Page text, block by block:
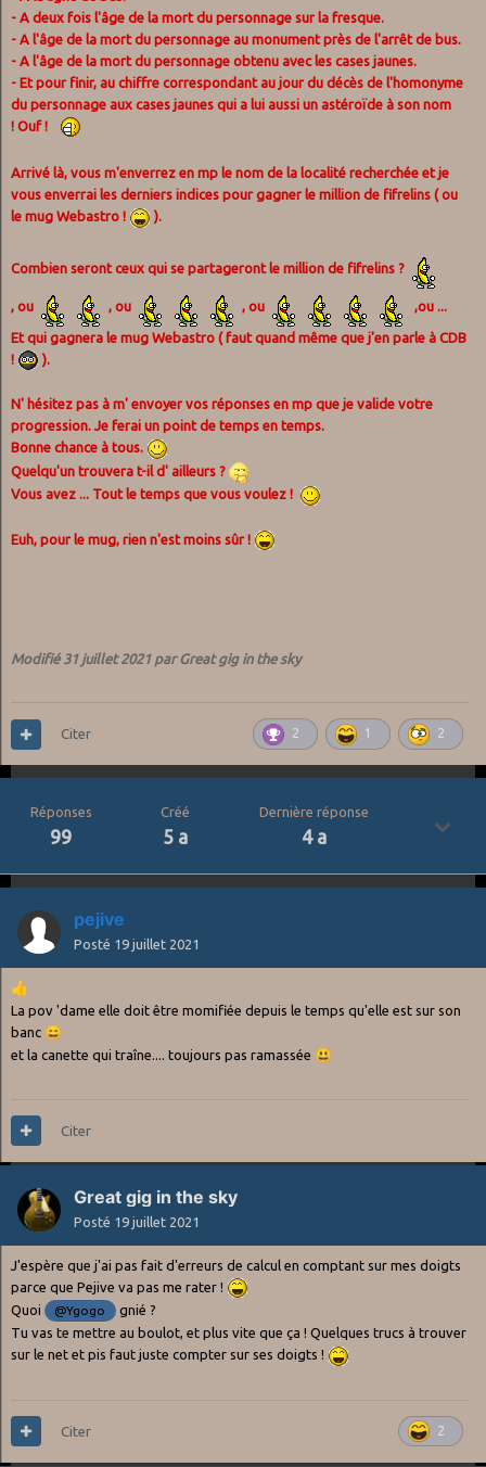
- A deux fois l'âge de la mort du personnage sur la fresque.
- A l'âge de la mort du personnage au monument près de l'arrêt de bus.
- A l'âge de la mort du personnage obtenu avec les cases jaunes.
- Et pour finir, au chiffre correspondant au jour du décès de l'homonyme
du personnage aux cases jaunes qui a lui aussi un astéroïde à son nom
! Ouf !
Arrivé là, vous m'enverrez en mp le nom de la localité recherchée et je
vous enverrai les derniers indices pour gagner le million de fifrelins ( ou
le mug Webastro !
).
Combien seront ceux qui se partageront le million de fifrelins ?
, ou , ou , ou ,ou ...
Et qui gagnera le mug Webastro ( faut quand même que j'en parle à CDB
!
).
N' hésitez pas à m' envoyer vos réponses en mp que je valide votre
progression. Je ferai un point de temps en temps.
Bonne chance à tous.
Quelqu'un trouvera t-il d' ailleurs ?
Vous avez ... Tout le temps que vous voulez !
Euh, pour le mug, rien n'est moins sûr !
Modifié 31 juillet 2021par Great gig in the sky
2 1 2
Citer
Réponses
99
Créé
5 a
Dernière réponse
4 a
pejive
Posté 19 juillet 2021
👍
La pov 'dame elle doit être momifiée depuis le temps qu'elle est sur son
banc 😄
et la canette qui traîne.... toujours pas ramassée 😃
Citer
Great gig in the sky
Posté 19 juillet 2021
J'espère que j'ai pas fait d'erreurs de calcul en comptant sur mes doigts
parce que Pejive va pas me rater !
Quoi
@Ygogo
gnié ?
Tu vas te mettre au boulot, et plus vite que ça ! Quelques trucs à trouver
sur le net et pis faut juste compter sur ses doigts !
2
Citer